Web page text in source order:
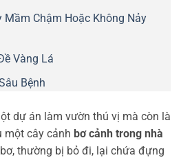
Mầm Chậm Hoặc Không Nảy
Vàng Lá
Bệnh
dự án làm vườn thú vị mà còn là
một cây cảnh bơ cảnh trong nhà
thường bị bỏ đi, lại chứa đựng